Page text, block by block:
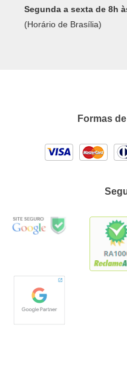
Segunda a sexta de 8h
(Horário de Brasília)
Formas